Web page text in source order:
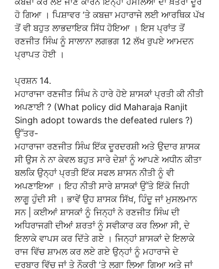
ਹੋ ਗਿਆ । ਪਿਸ਼ਾਵਰ ‘ਤੇ ਕਬਜ਼ਾ ਮਹਾਰਾਜੇ ਲਈ ਆਰਥਿਕ ਪੱਖ
ਤੋਂ ਵੀ ਬਹੁਤ ਲਾਭਦਾਇਕ ਸਿੱਧ ਹੋਇਆ । ਇਸ ਪ੍ਰਾਂਤ ਤੋਂ
ਰਣਜੀਤ ਸਿੰਘ ਨੂੰ ਸਾਲਾਨਾ ਲਗਭਗ 12 ਲੱਖ ਰੁਪਏ ਆਮਦਨ
ਪ੍ਰਾਪਤ ਹੋਈ ।
ਪ੍ਰਸ਼ਨ 14.
ਮਹਾਰਾਜਾ ਰਣਜੀਤ ਸਿੰਘ ਨੇ ਹਾਰੇ ਹੋਏ ਸ਼ਾਸਕਾਂ ਪ੍ਰਤੀ ਕੀ ਨੀਤੀ
ਅਪਣਾਈ ? (What policy did Maharaja Ranjit
Singh adopt towards the defeated rulers ?)
ਉੱਤਰ-
ਮਹਾਰਾਜਾ ਰਣਜੀਤ ਸਿੰਘ ਇੱਕ ਦੂਰਦਰਸ਼ੀ ਅਤੇ ਉਦਾਰ ਸ਼ਾਸਕ
ਸੀ ਉਸ ਨੇ ਨਾ ਕੇਵਲ ਬਹੁਤ ਸਾਰੇ ਦੇਸ਼ਾਂ ਨੂੰ ਆਪਣੇ ਅਧੀਨ ਕੀਤਾ
ਬਲਕਿ ਉਨ੍ਹਾਂ ਪ੍ਰਤੀ ਇੱਕ ਸਫਲ ਸ਼ਾਸਨ ਨੀਤੀ ਨੂੰ ਵੀ
ਅਪਣਾਇਆ । ਇਹ ਨੀਤੀ ਸਾਰੇ ਸ਼ਾਸਕਾਂ ਉੱਤੇ ਇੱਕੋ ਜਿਹੀ
ਲਾਗੂ ਹੁੰਦੀ ਸੀ । ਭਾਵੇਂ ਉਹ ਸ਼ਾਸਕ ਸਿੱਖ, ਹਿੰਦੂ ਜਾਂ ਮੁਸਲਮਾਨ
ਸਨ | ਕਈਆਂ ਸ਼ਾਸਕਾਂ ਨੂੰ ਜਿਨ੍ਹਾਂ ਨੇ ਰਣਜੀਤ ਸਿੰਘ ਦੀ
ਅਧਿਰਾਜਗੀ ਦੀਆਂ ਸ਼ਰਤਾਂ ਨੂੰ ਸਵੀਕਾਰ ਕਰ ਲਿਆ ਸੀ, ਦੇ
ਇਲਾਕੇ ਵਾਪਸ ਕਰ ਦਿੱਤੇ ਗਏ । ਜਿਨ੍ਹਾਂ ਸ਼ਾਸਕਾਂ ਦੇ ਇਲਾਕੇ
ਰਾਜ ਵਿੱਚ ਸ਼ਾਮਲ ਕਰ ਲਏ ਗਏ ਉਨ੍ਹਾਂ ਨੂੰ ਮਹਾਰਾਜੇ ਦੇ
ਦਰਬਾਰ ਵਿੱਚ ਜਾਂ ਤੇ ਨੌਕਰੀ ‘ਤੇ ਲਗਾ ਲਿਆ ਗਿਆ ਅਤੇ ਜਾਂ